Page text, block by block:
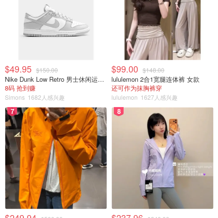
第 1 周支出：495 加元 第 2 周支出：587 加元
结论：他的花费支出增加
“我看到我一周的支出时很震惊，”Lee说。 “我从来不知道事
情发展得这么快。”Lee 补充说，看看他每月的收入是多
少，他的收入不是很稳定，因为他是自由职业者，这让他对
自己的财务状况有了新的认识。
“我没那么节俭，即使我不是每天出去吃饭，”他分享道。
希望在日常生活中控制的一件事是学习如何做简单的饭菜，
$49.95 $150.00
Nike Dunk Low Retro 男士休闲运动鞋
8码 抢到赚
Simons 1682人感兴趣
$99.00 $148.00
lululemon 2合1宽腿连体裤 女款
还可作为抹胸裤穿
lululemon 1627人感兴趣
7 8